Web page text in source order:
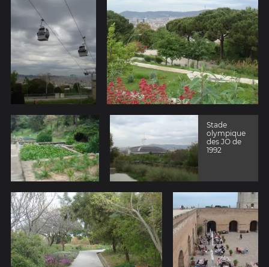
Stade
olympique
des JO de
1992